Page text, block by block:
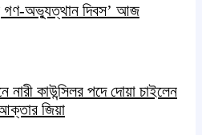
গণ-অভ্যুত্থান দিবস’ আজ
নারী কাউন্সিলর পদে দোয়া চাইলেন
জিয়া